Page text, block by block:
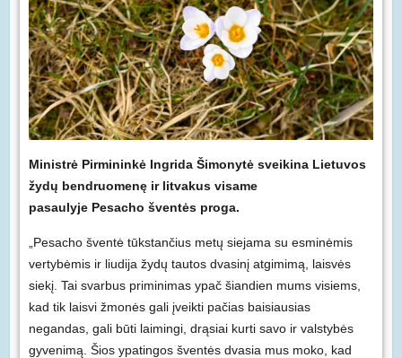
Ministrė Pirmininkė Ingrida Šimonytė sveikina Lietuvos
žydų bendruomenę ir litvakus visame
pasaulyje Pesacho šventės proga.
„Pesacho šventė tūkstančius metų siejama su esminėmis
vertybėmis ir liudija žydų tautos dvasinį atgimimą, laisvės
siekį. Tai svarbus priminimas ypač šiandien mums visiems,
kad tik laisvi žmonės gali įveikti pačias baisiausias
negandas, gali būti laimingi, drąsiai kurti savo ir valstybės
gyvenimą. Šios ypatingos šventės dvasia mus moko, kad